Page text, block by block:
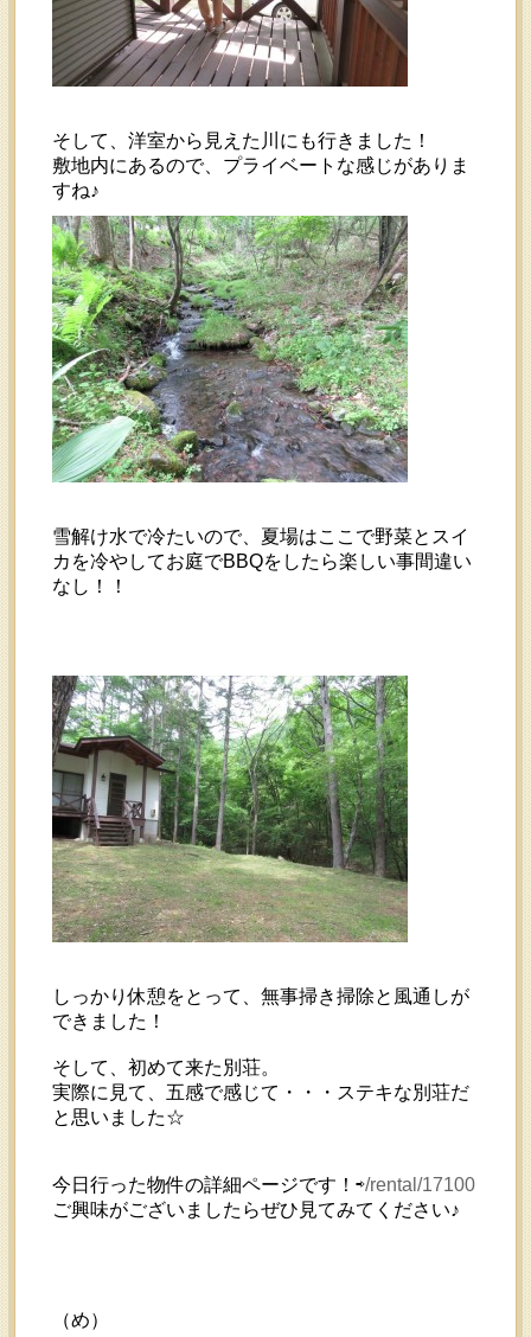
そして、洋室から見えた川にも行きました！
敷地内にあるので、プライベートな感じがありま
すね♪
雪解け水で冷たいので、夏場はここで野菜とスイ
カを冷やしてお庭でBBQをしたら楽しい事間違い
なし！！
しっかり休憩をとって、無事掃き掃除と風通しが
できました！
そして、初めて来た別荘。
実際に見て、五感で感じて・・・ステキな別荘だ
と思いました☆
今日行った物件の詳細ページです！⇨/rental/17100
ご興味がございましたらぜひ見てみてください♪
（め）